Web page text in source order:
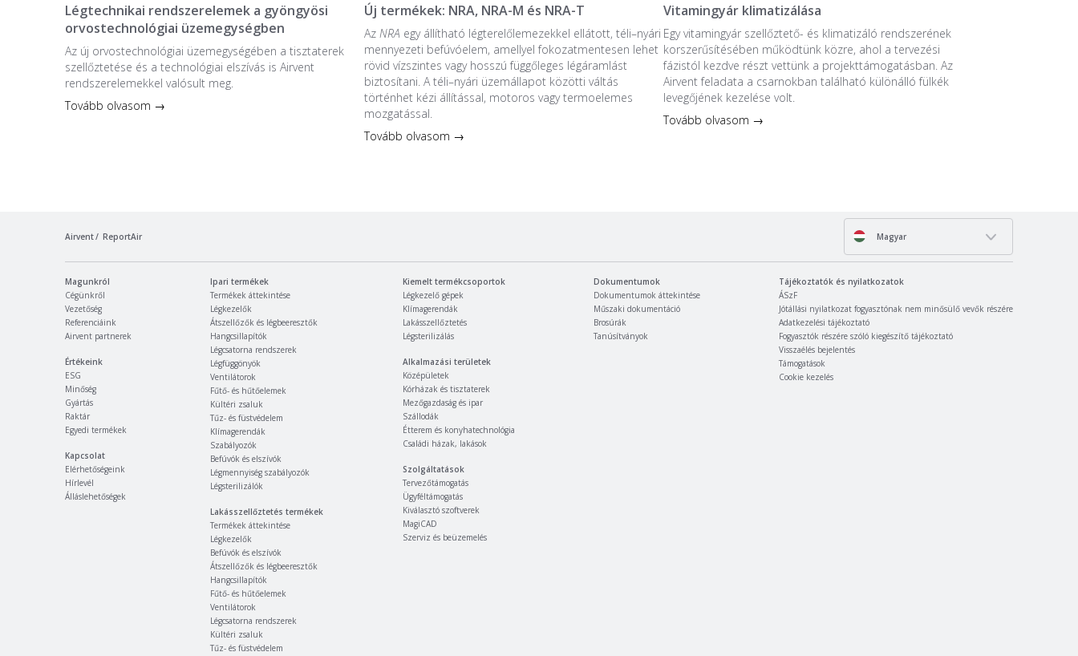
Légtechnikai rendszerelemek a gyöngyösi
orvostechnológiai üzemegységben
Az új orvostechnológiai üzem­egységében a tiszta­terek
szellőztetése és a technológiai elszívás is Airvent
rendszerelemekkel valósult meg.
Tovább olvasom →
Új termékek: NRA, NRA-M és NRA-T
Az NRA egy állítható légterelőlemezekkel ellátott, téli–nyári
mennyezeti befúvóelem, amellyel fokozatmentesen lehet
rövid vízszintes vagy hosszú függőleges légáramlást
biztosítani. A téli–nyári üzemállapot közötti váltás
történhet kézi állítással, motoros vagy termoelemes
mozgatással.
Tovább olvasom →
Vitamingyár klimatizálása
Egy vitamingyár szellőztető- és klimatizáló rendszerének
korszerűsítésében működtünk közre, ahol a tervezési
fázistól kezdve részt vettünk a projekttámogatásban. Az
Airvent feladata a csarnokban található különálló fülkék
levegőjének kezelése volt.
Tovább olvasom →
Airvent ReportAir Magyar
Magunkról
Cégünkről
Vezetőség
Referenciáink
Airvent partnerek
Értékeink
ESG
Minőség
Gyártás
Raktár
Egyedi termékek
Kapcsolat
Elérhetőségeink
Hírlevél
Álláslehetőségek
Ipari termékek
Termékek áttekintése
Légkezelők
Átszellőzők és légbeeresztők
Hangcsillapítók
Légcsatorna rendszerek
Légfüggönyök
Ventilátorok
Fűtő- és hűtőelemek
Kültéri zsaluk
Tűz- és füstvédelem
Klímagerendák
Szabályozók
Befúvók és elszívók
Légmennyiség szabályozók
Légsterilizálók
Lakásszellőztetés termékek
Termékek áttekintése
Légkezelők
Befúvók és elszívók
Átszellőzők és légbeeresztők
Hangcsillapítók
Fűtő- és hűtőelemek
Ventilátorok
Légcsatorna rendszerek
Kültéri zsaluk
Tűz- és füstvédelem
Kiemelt termékcsoportok
Légkezelő gépek
Klímagerendák
Lakásszellőztetés
Légsterilizálás
Alkalmazási területek
Középületek
Kórházak és tisztaterek
Mezőgazdaság és ipar
Szállodák
Étterem és konyhatechnológia
Családi házak, lakások
Szolgáltatások
Tervezőtámogatás
Ügyféltámogatás
Kiválasztó szoftverek
MagiCAD
Szerviz és beüzemelés
Dokumentumok
Dokumentumok áttekintése
Műszaki dokumentáció
Brosúrák
Tanúsítványok
Tájékoztatók és nyilatkozatok
ÁSzF
Jótállási nyilatkozat fogyasztónak nem minősülő vevők részére
Adatkezelési tájékoztató
Fogyasztók részére szóló kiegészítő tájékoztató
Visszaélés bejelentés
Támogatások
Cookie kezelés